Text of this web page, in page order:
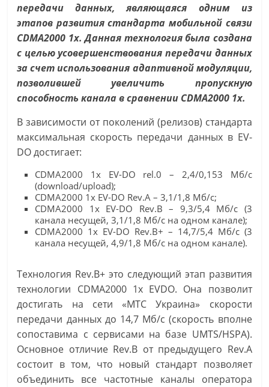
k
l
a
s
s
n
i
i
l
.
R
u
l
e
g
r
a
m
т
п
р
а
в
и
т
передачи данных, являющаяся одним из
этапов развития стандарта мобильной связи
CDMA2000 1x. Данная технология была создана
с целью усовершенствования передачи данных
за счет использования адаптивной модуляции,
позволившей увеличить пропускную
способность канала в сравнении CDMA2000 1x.
В зависимости от поколений (релизов) стандарта
максимальная скорость передачи данных в EV-
DO достигает:
CDMA2000 1x EV-DO rel.0 – 2,4/0,153 Мб/с
(download/upload);
CDMA2000 1x EV-DO Rev.A – 3,1/1,8 Мб/с;
CDMA2000 1x EV-DO Rev.B – 9,3/5,4 Мб/с (3
канала несущей, 3,1/1,8 Мб/с на одном канале);
CDMA2000 1x EV-DO Rev.B+ – 14,7/5,4 Мб/с (3
канала несущей, 4,9/1,8 Мб/с на одном канале).
Технология Rev.B+ это следующий этап развития
технологии CDMA2000 1x EVDO. Она позволит
достигать на сети «МТС Украина» скорости
передачи данных до 14,7 Мб/с (скорость вполне
сопоставима с сервисами на базе UMTS/HSPA).
Основное отличие Rev.B от предыдущего Rev.A
состоит в том, что новый стандарт позволяет
объединить все частотные каналы оператора